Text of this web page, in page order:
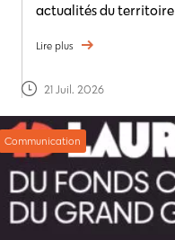
actualités du territoire
Lire plus
21 Juil. 2026
Communication